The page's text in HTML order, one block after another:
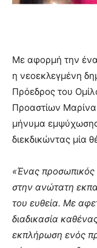
Με αφορμή την
η νεοεκλεγμένη
Πρόεδρος του
Προαστίων
μήνυμα
διεκδικώντας μία
«Ένας προσωπικός
στην ανώτατη
του ευθεία. Με
διαδικασία
εκπλήρωση ενός